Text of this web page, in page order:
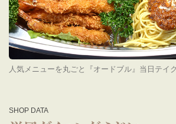
人気メニューを丸ごと『オードブル』当日テイ
SHOP DATA